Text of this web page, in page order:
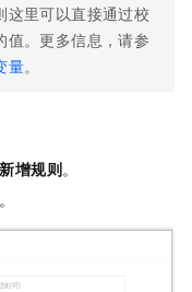
这里可以直接通过校
值。更多信息，请参
量。
新增规则。